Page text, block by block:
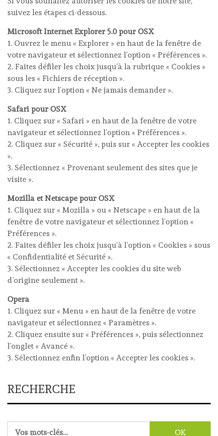
suivez les étapes ci-dessous.
Microsoft Internet Explorer 5.0 pour OSX
1. Ouvrez le menu « Explorer » en haut de la fenêtre de
votre navigateur et sélectionnez l’option « Préférences ».
2. Faites défiler les choix jusqu’à la rubrique « Cookies »
sous les « Fichiers de réception ».
3. Cliquez sur l’option « Ne jamais demander ».
Safari pour OSX
1. Cliquez sur « Safari » en haut de la fenêtre de votre
navigateur et sélectionnez l’option « Préférences ».
2. Cliquez sur « Sécurité », puis sur « Accepter les cookies
».
3. Sélectionnez « Provenant seulement des sites que je
visite ».
Mozilla et Netscape pour OSX
1. Cliquez sur « Mozilla » ou « Netscape » en haut de la
fenêtre de votre navigateur et sélectionnez l’option «
Préférences ».
2. Faites défiler les choix jusqu’à l’option « Cookies » sous
« Confidentialité et Sécurité ».
3. Sélectionnez « Accepter les cookies du site web
d’origine seulement ».
Opera
1. Cliquez sur « Menu » en haut de la fenêtre de votre
navigateur et sélectionnez « Paramètres ».
2. Cliquez ensuite sur « Préférences », puis sélectionnez
l’onglet « Avancé ».
3. Sélectionnez enfin l’option « Accepter les cookies ».
RECHERCHE